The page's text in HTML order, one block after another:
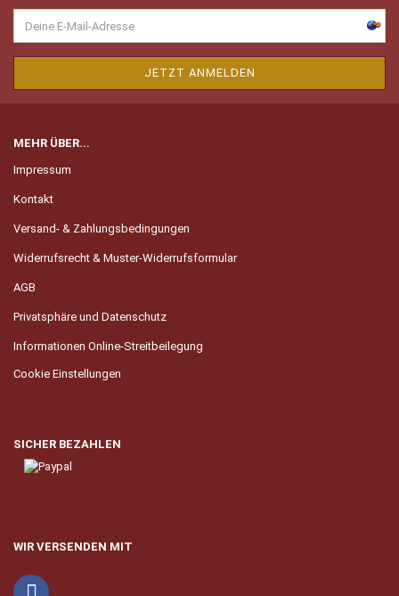
MEHR ÜBER...
Impressum
Kontakt
Versand- & Zahlungsbedingungen
Widerrufsrecht & Muster-Widerrufsformular
AGB
Privatsphäre und Datenschutz
Informationen Online-Streitbeilegung
Cookie Einstellungen
SICHER BEZAHLEN
WIR VERSENDEN MIT